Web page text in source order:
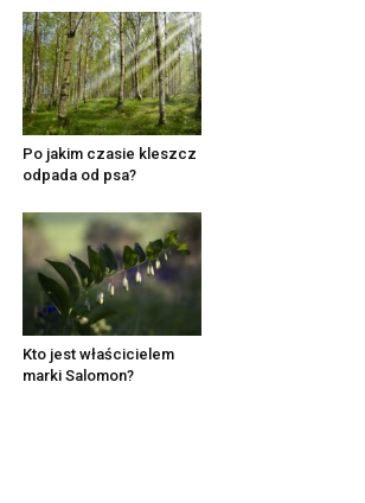
Po jakim czasie kleszcz
odpada od psa?
Kto jest właścicielem
marki Salomon?